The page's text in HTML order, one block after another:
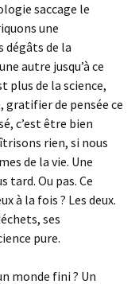
saccage le
une
dégâts de la
autre jusqu’à ce
plus de la science,
gratifier de pensée ce
c’est être bien
rien, si nous
de la vie. Une
Ou pas. Ce
à la fois ? Les deux.
ses
pure.
monde fini ? Un